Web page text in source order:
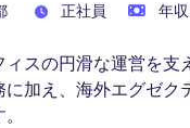
正社員 年
ィスの円滑な運営を
に加え、海外エグゼク